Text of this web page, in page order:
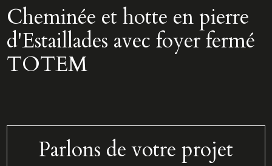
Cheminée et hotte en pierre
d'Estaillades avec foyer fermé
TOTEM
Parlons de votre projet